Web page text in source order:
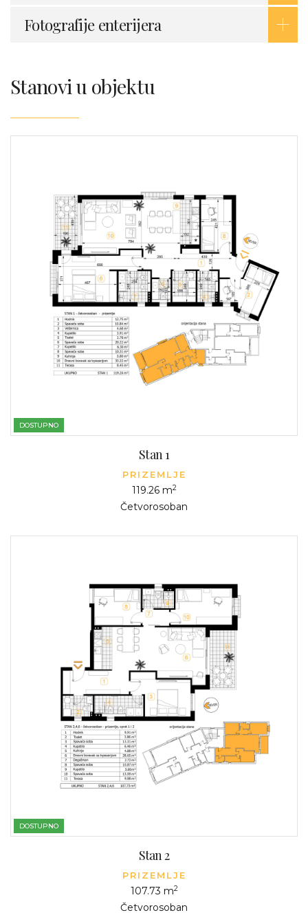
Fotografije enterijera
Stanovi u objektu
DOSTUPNO
Stan 1
PRIZEMLJE
119.26 m2
Četvorosoban
DOSTUPNO
Stan 2
PRIZEMLJE
107.73 m2
Četvorosoban